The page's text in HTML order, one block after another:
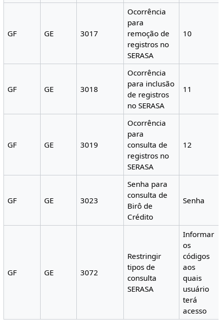
GF GE 3017
Ocorrência
para
remoção de
registros no
SERASA
10
GF GE 3018
Ocorrência
para inclusão
de registros
no SERASA
11
GF GE 3019
Ocorrência
para
consulta de
registros no
SERASA
12
GF GE 3023
Senha para
consulta de
Birô de
Crédito
Senha
GF GE 3072
Restringir
tipos de
consulta
SERASA
Informar
os
códigos
aos
quais
usuário
terá
acesso